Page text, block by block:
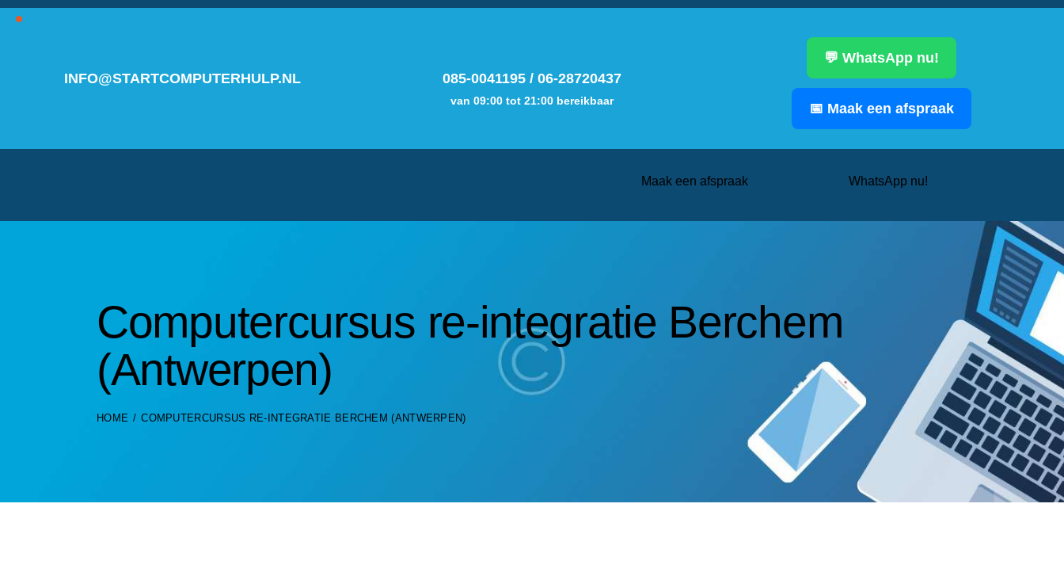
INFO@STARTCOMPUTERHULP.NL 085-0041195/ 06-28720437
van 09:00 tot 21:00 bereikbaar
💬 WhatsApp nu!
📅 Maak een afspraak
Maak een afspraak WhatsApp nu!
Computercursus re-integratie Berchem
(Antwerpen)
HOME COMPUTERCURSUS RE-INTEGRATIE BERCHEM (ANTWERPEN)